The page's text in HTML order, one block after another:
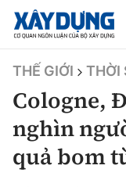
TIN BỘ XÂY DỰNG
CHUYÊN MỤC
THẾ GIỚI THỜI
Cologne,
nghìn
quả bom